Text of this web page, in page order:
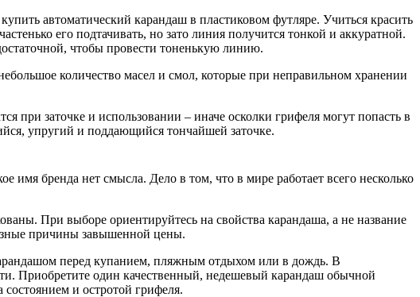
автоматический карандаш в пластиковом футляре. Учиться красить
его подтачивать, но зато линия получится тонкой и аккуратной.
чтобы провести тоненькую линию.
количество масел и смол, которые при неправильном хранении
при заточке и использовании – иначе осколки грифеля могут попасть в
упругий и поддающийся тончайшей заточке.
имя бренда нет смысла. Дело в том, что в мире работает всего несколько
При выборе ориентируйтесь на свойства карандаша, а не название
причины завышенной цены.
перед купанием, пляжным отдыхом или в дождь. В
Приобретите один качественный, недешевый карандаш обычной
и остротой грифеля.